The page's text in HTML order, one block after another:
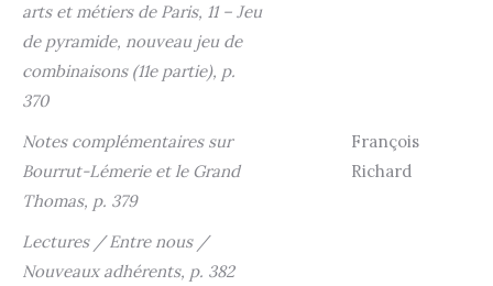
arts et métiers de Paris, 11 – Jeu
de pyramide, nouveau jeu de
combinaisons (11e partie), p.
370
Notes complémentaires sur
Bourrut-Lémerie et le Grand
Thomas, p. 379
François
Richard
Lectures / Entre nous /
Nouveaux adhérents, p. 382